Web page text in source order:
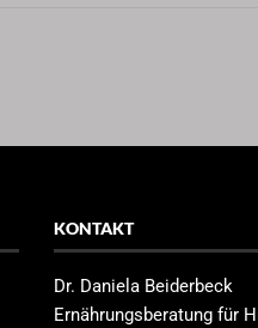
KONTAKT
Dr. Daniela Beiderbeck
Ernährungsberatung für